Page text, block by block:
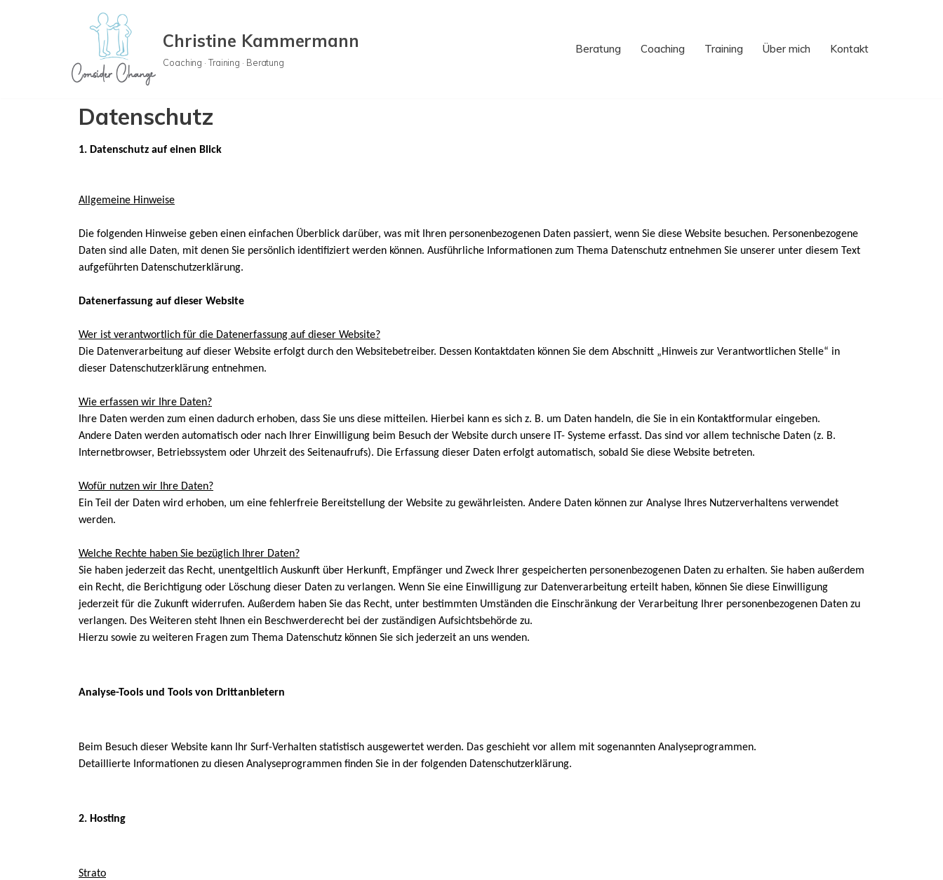
Christine Kammermann
Coaching · Training · Beratung
Beratung Coaching Training Über mich Kontakt
Datenschutz
1. Datenschutz auf einen Blick
Allgemeine Hinweise
Die folgenden Hinweise geben einen einfachen Überblick darüber, was mit Ihren personenbezogenen Daten passiert, wenn Sie diese Website besuchen. Personenbezogene
Daten sind alle Daten, mit denen Sie persönlich identifiziert werden können. Ausführliche Informationen zum Thema Datenschutz entnehmen Sie unserer unter diesem Text
aufgeführten Datenschutzerklärung.
Datenerfassung auf dieser Website
Wer ist verantwortlich für die Datenerfassung auf dieser Website?
Die Datenverarbeitung auf dieser Website erfolgt durch den Websitebetreiber. Dessen Kontaktdaten können Sie dem Abschnitt „Hinweis zur Verantwortlichen Stelle“ in
dieser Datenschutzerklärung entnehmen.
Wie erfassen wir Ihre Daten?
Ihre Daten werden zum einen dadurch erhoben, dass Sie uns diese mitteilen. Hierbei kann es sich z. B. um Daten handeln, die Sie in ein Kontaktformular eingeben.
Andere Daten werden automatisch oder nach Ihrer Einwilligung beim Besuch der Website durch unsere IT- Systeme erfasst. Das sind vor allem technische Daten (z. B.
Internetbrowser, Betriebssystem oder Uhrzeit des Seitenaufrufs). Die Erfassung dieser Daten erfolgt automatisch, sobald Sie diese Website betreten.
Wofür nutzen wir Ihre Daten?
Ein Teil der Daten wird erhoben, um eine fehlerfreie Bereitstellung der Website zu gewährleisten. Andere Daten können zur Analyse Ihres Nutzerverhaltens verwendet
werden.
Welche Rechte haben Sie bezüglich Ihrer Daten?
Sie haben jederzeit das Recht, unentgeltlich Auskunft über Herkunft, Empfänger und Zweck Ihrer gespeicherten personenbezogenen Daten zu erhalten. Sie haben außerdem
ein Recht, die Berichtigung oder Löschung dieser Daten zu verlangen. Wenn Sie eine Einwilligung zur Datenverarbeitung erteilt haben, können Sie diese Einwilligung
jederzeit für die Zukunft widerrufen. Außerdem haben Sie das Recht, unter bestimmten Umständen die Einschränkung der Verarbeitung Ihrer personenbezogenen Daten zu
verlangen. Des Weiteren steht Ihnen ein Beschwerderecht bei der zuständigen Aufsichtsbehörde zu.
Hierzu sowie zu weiteren Fragen zum Thema Datenschutz können Sie sich jederzeit an uns wenden.
Analyse-Tools und Tools von Drittanbietern
Beim Besuch dieser Website kann Ihr Surf-Verhalten statistisch ausgewertet werden. Das geschieht vor allem mit sogenannten Analyseprogrammen.
Detaillierte Informationen zu diesen Analyseprogrammen finden Sie in der folgenden Datenschutzerklärung.
2. Hosting
Strato